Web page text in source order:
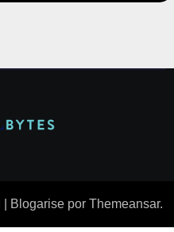
Blogarise por Themeansar.